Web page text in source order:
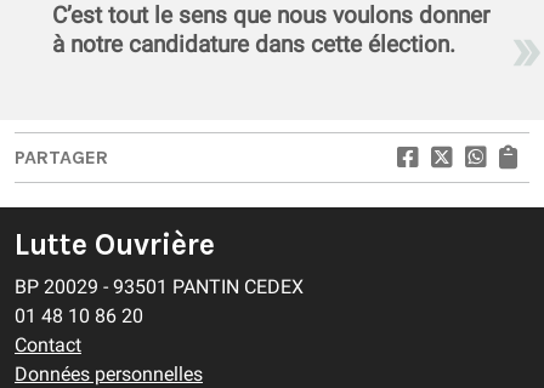
C’est tout le sens que nous voulons donner
à notre candidature dans cette élection.
PARTAGER
Lutte Ouvrière
BP 20029 - 93501 PANTIN CEDEX
01 48 10 86 20
Contact
Données personnelles